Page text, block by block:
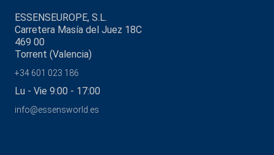
ESSENSEUROPE, S.L.
Carretera Masía del Juez 18C
469 00
Torrent (Valencia)
+34 601 023 186
Lu - Vie 9:00 - 17:00
info@essensworld.es